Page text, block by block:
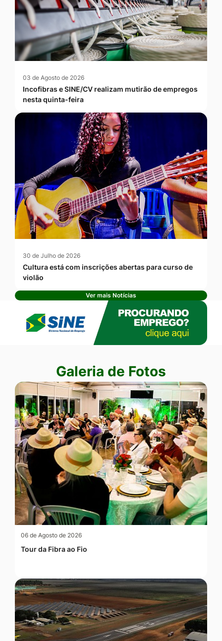
03 de Agosto de 2026
Incofibras e SINE/CV realizam mutirão de empregos
nesta quinta-feira
30 de Julho de 2026
Cultura está com inscrições abertas para curso de
violão
Ver mais Notícias
Seção Galeria de Fotos
Galeria de Fotos
06 de Agosto de 2026
Tour da Fibra ao Fio